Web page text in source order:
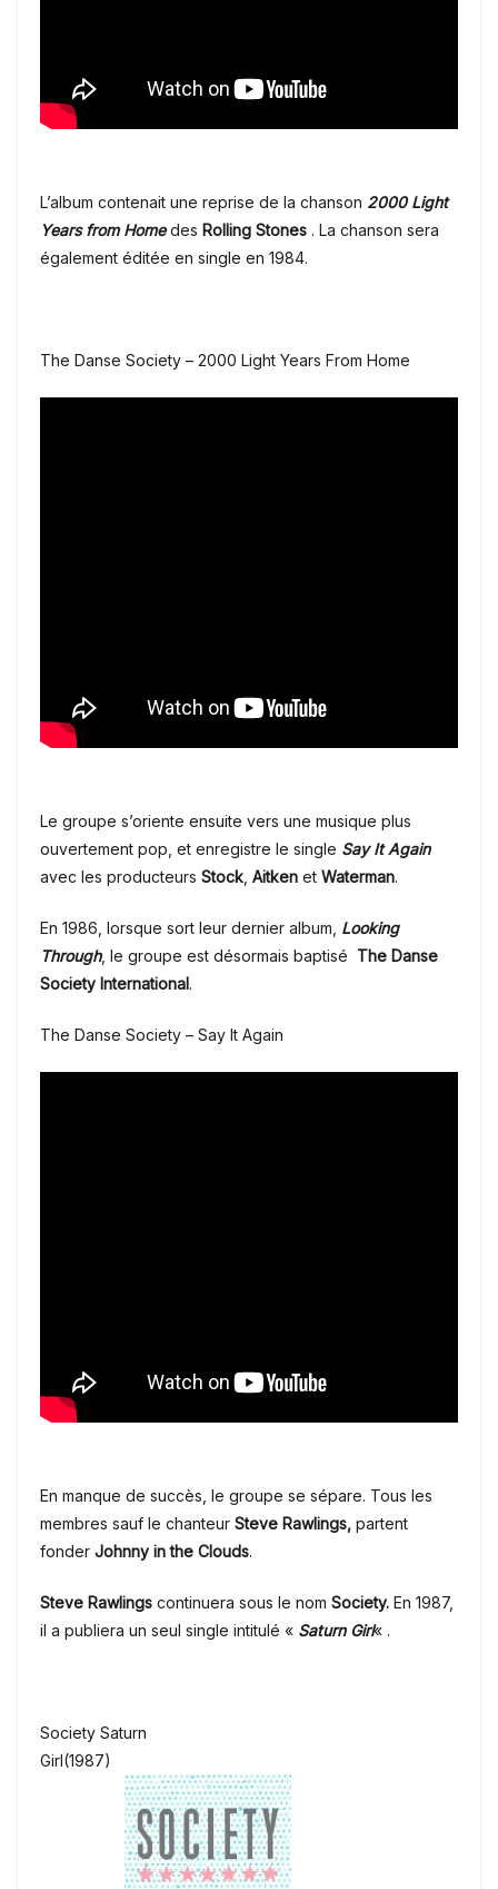
L’album contenait une reprise de la chanson 2000 Light
Years from Homedes Rolling Stones . La chanson sera
également éditée en single en 1984.
The Danse Society – 2000 Light Years From Home
Le groupe s’oriente ensuite vers une musique plus
ouvertement pop, et enregistre le single Say It Again
avec les producteurs Stock Aitken et Waterman.
En 1986, lorsque sort leur dernier album, Looking
Through, le groupe est désormais baptisé The Danse
Society International.
The Danse Society – Say It Again
En manque de succès, le groupe se sépare. Tous les
membres sauf le chanteur Steve Rawlings, partent
fonder Johnny in the Clouds.
Steve Rawlings continuera sous le nom Society. En 1987,
il a publiera un seul single intitulé « Saturn Girl« .
Society Saturn
Girl(1987)